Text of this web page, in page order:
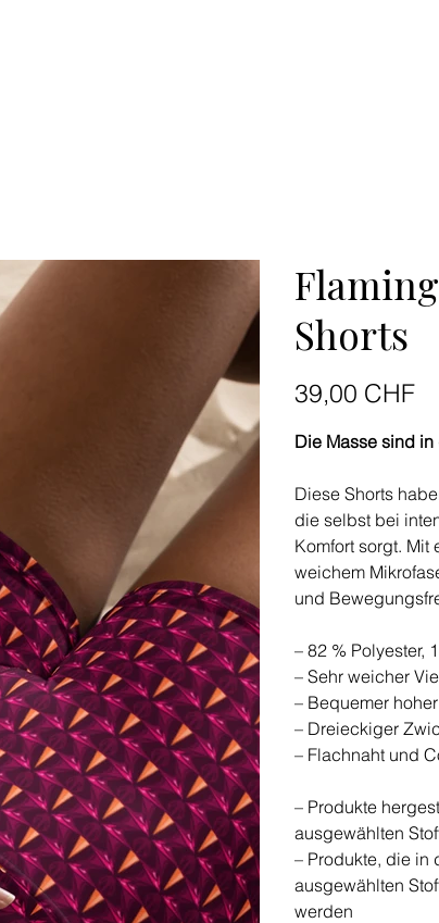
Shorts
39,00 CHF
Die Masse sind
Diese Shorts
die selbst bei
Komfort sorgt. Mit
weichem
und
– 82 % Polyester,
– Sehr weicher
– Bequemer
– Dreieckiger
– Flachnaht und
– Produkte
ausgewählten
– Produkte, die in
ausgewählten
werden